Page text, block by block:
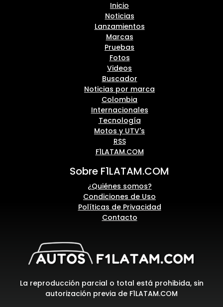
Inicio
Noticias
Lanzamientos
Marcas
Pruebas
Fotos
Videos
Buscador
Noticias por marca
Colombia
Internacionales
Tecnología
Motos y UTV's
RSS
F1LATAM.COM
Sobre F1LATAM.COM
¿Quiénes somos?
Condiciones de Uso
Políticas de Privacidad
Contacto
La reproducción parcial o total está prohibida, sin
autorización previa de F1LATAM.COM